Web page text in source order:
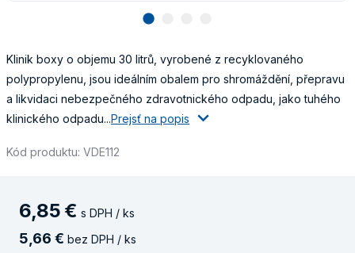
lens
Klinik boxy o objemu 30 litrů, vyrobené z recyklovaného
polypropylenu, jsou ideálním obalem pro shromáždění, přepravu
a likvidaci nebezpečného zdravotnického odpadu, jako tuhého
klinického odpadu...Prejsť na popis
Kód produktu: VDE112
6,85 € s DPH / ks
5 66 € bez DPH / ks